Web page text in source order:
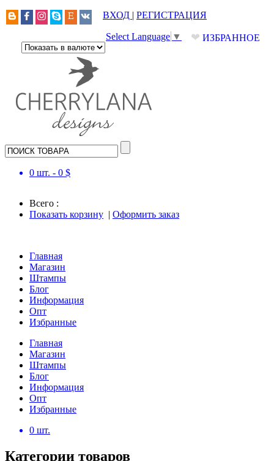
ВХОД | РЕГИСТРАЦИЯ
❤ ИЗБРАННОЕ
Select Language ▼
0 шт. - 0 $
Всего :
Показать корзину | Оформить заказ
Главная
Магазин
Штампы
Блог
Информация
Опт
Избранные
Главная
Магазин
Штампы
Блог
Информация
Опт
Избранные
0 шт.
Категории товаров